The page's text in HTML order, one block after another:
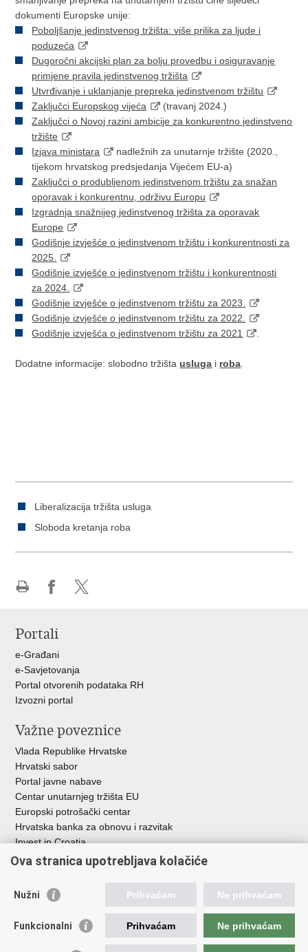
dokumenti Europske unije:
Poboljšanje jedinstvenog tržišta: više prilika za ljude i
poduzeća
Dugoročni akcijski plan za bolju provedbu i osiguravanje
primjene pravila jedinstvenog tržišta
Utvrđivanje i uklanjanje prepreka jedinstvenom tržištu
Zaključci Europskog vijeća
(travanj 2024.)
Zaključci o Novoj razini ambicije za konkurentno jedinstveno
tržište
Izjava ministara
nadležnih za unutarnje tržište (2020.,
tijekom hrvatskog predsjedanja Vijećem EU-a)
Zaključci o produbljenom jedinstvenom tržištu za snažan
oporavak i konkurentnu, održivu Europu
Izgradnja snažnijeg jedinstvenog tržišta za oporavak
Europe
Godišnje izvješće o jedinstvenom tržištu i konkurentnosti za
2025.
Godišnje izvješće o jedinstvenom tržištu i konkurentnosti
za 2024.
Godišnje izvješće o jedinstvenom tržištu za 2023.
Godišnje izvješće o jedinstvenom tržištu za 2022.
Godišnje izvješća o jedinstvenom tržištu za 2021
Dodatne informacije: slobodno tržištausluga i roba
Liberalizacija tržišta usluga
Sloboda kretanja roba
Facebooku
Portali
e-Građani
e-Savjetovanja
Portal otvorenih podataka RH
Izvozni portal
Važne poveznice
Vlada Republike Hrvatske
Hrvatski sabor
Portal javne nabave
Centar unutarnjeg tržišta EU
Europski potrošački centar
Hrvatska banka za obnovu i razvitak
Invest in Croatia
Europska banka za obnovu i razvoj
Središnja agencija za financiranje i ugovaranje
Institucije i javne ustanove u nadležnosti
Ministarstva
Ova stranica upotrebljava kolačiće
Nužni Prihvaćam Ne prihvaćam
Funkcionalni Prihvaćam Ne prihvaćam